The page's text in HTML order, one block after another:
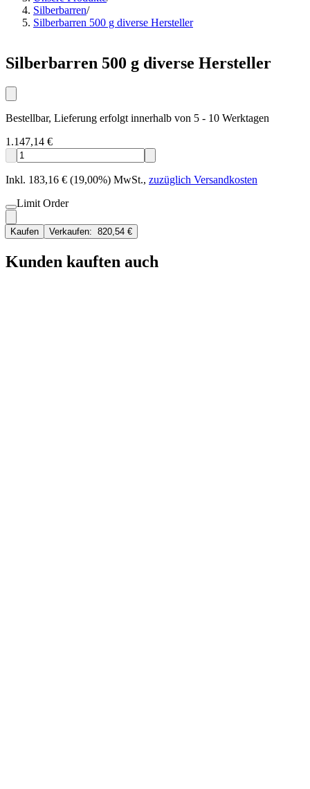
Silberbarren/
Silberbarren 500 g diverse Hersteller
Silberbarren 500 g diverse Hersteller
Bestellbar, Lieferung erfolgt innerhalb von 5 - 10 Werktagen
1.147,14 €
Inkl. 183,16 € (19,00%) MwSt., zuzüglich Versandkosten
Limit Order
Kaufen Verkaufen: 820,54 €
Kunden kauften auch